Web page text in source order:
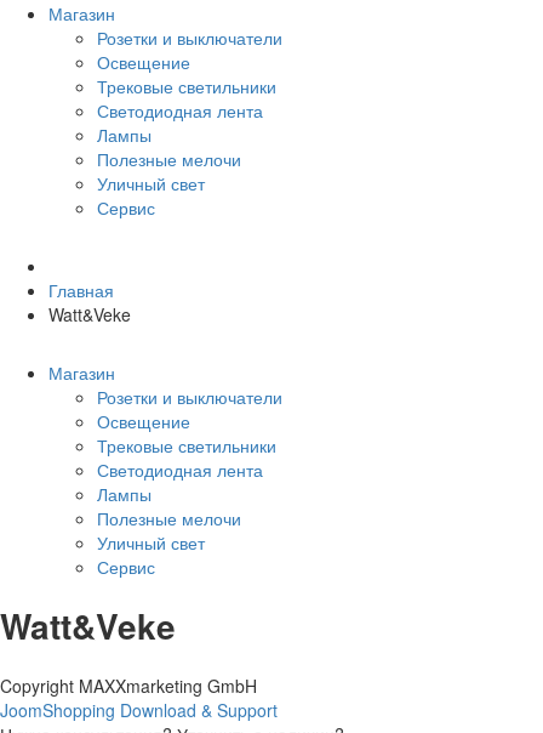
Магазин
Розетки и выключатели
Освещение
Трековые светильники
Светодиодная лента
Лампы
Полезные мелочи
Уличный свет
Сервис
Главная
Watt&Veke
Магазин
Розетки и выключатели
Освещение
Трековые светильники
Светодиодная лента
Лампы
Полезные мелочи
Уличный свет
Сервис
Watt&Veke
Copyright MAXXmarketing GmbH
JoomShopping Download & Support